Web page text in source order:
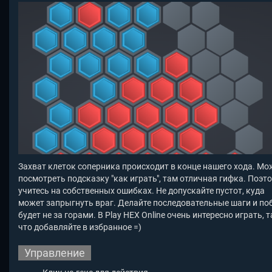
Захват клеток соперника происходит в конце нашего хода.
посмотреть подсказку "как играть", там отличная гифка.
учитесь на собственных ошибках. Не допускайте пустот, куда
может запрыгнуть враг. Делайте последовательные шаги и
будет не за горами. В Play HEX Online очень интересно играть,
что добавляйте в избранное =)
Управление